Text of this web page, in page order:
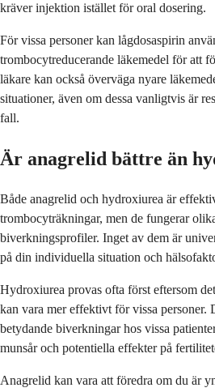
kräver injektion istället för oral dosering.
För vissa personer kan lågdosaspirin
trombocytreducerande läkemedel för att
läkare kan också överväga nyare
situationer, även om dessa vanligtvis är
fall.
Är anagrelid bättre än
Både anagrelid och hydroxiurea är
trombocyträkningar, men de fungerar
biverkningsprofiler. Inget av dem är
på din individuella situation och
Hydroxiurea provas ofta först eftersom
kan vara mer effektivt för vissa personer.
betydande biverkningar hos vissa
munsår och potentiella effekter på
Anagrelid kan vara att föredra om du är